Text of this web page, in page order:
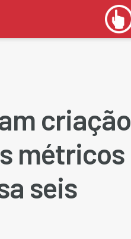
criação
métricos
seis